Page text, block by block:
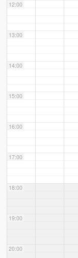
12:00
13:00
14:00
15:00
16:00
17:00
18:00
19:00
20:00